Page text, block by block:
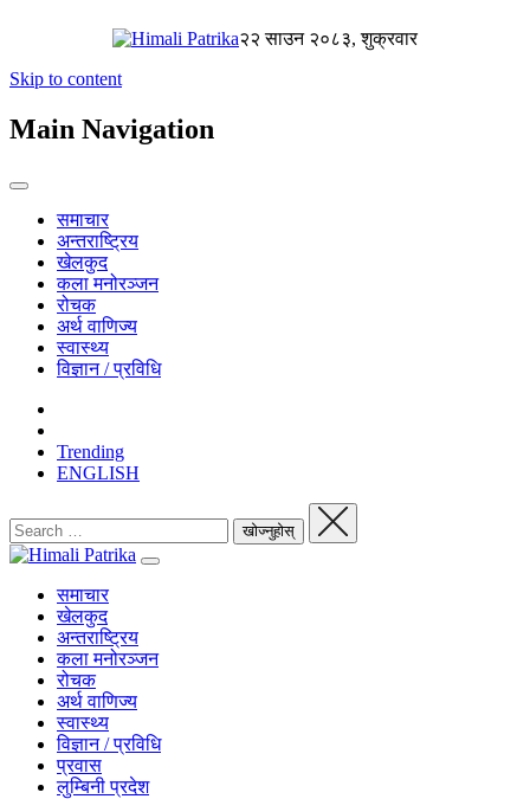
२२ साउन २०८३, शुक्रवार
Skip to content
Main Navigation
समाचार
अन्तराष्ट्रिय
खेलकुद
कला मनोरञ्जन
रोचक
अर्थ वाणिज्य
स्वास्थ्य
विज्ञान / प्रविधि
Trending
ENGLISH
समाचार
खेलकुद
अन्तराष्ट्रिय
कला मनोरञ्जन
रोचक
अर्थ वाणिज्य
स्वास्थ्य
विज्ञान / प्रविधि
प्रवास
लुम्बिनी प्रदेश